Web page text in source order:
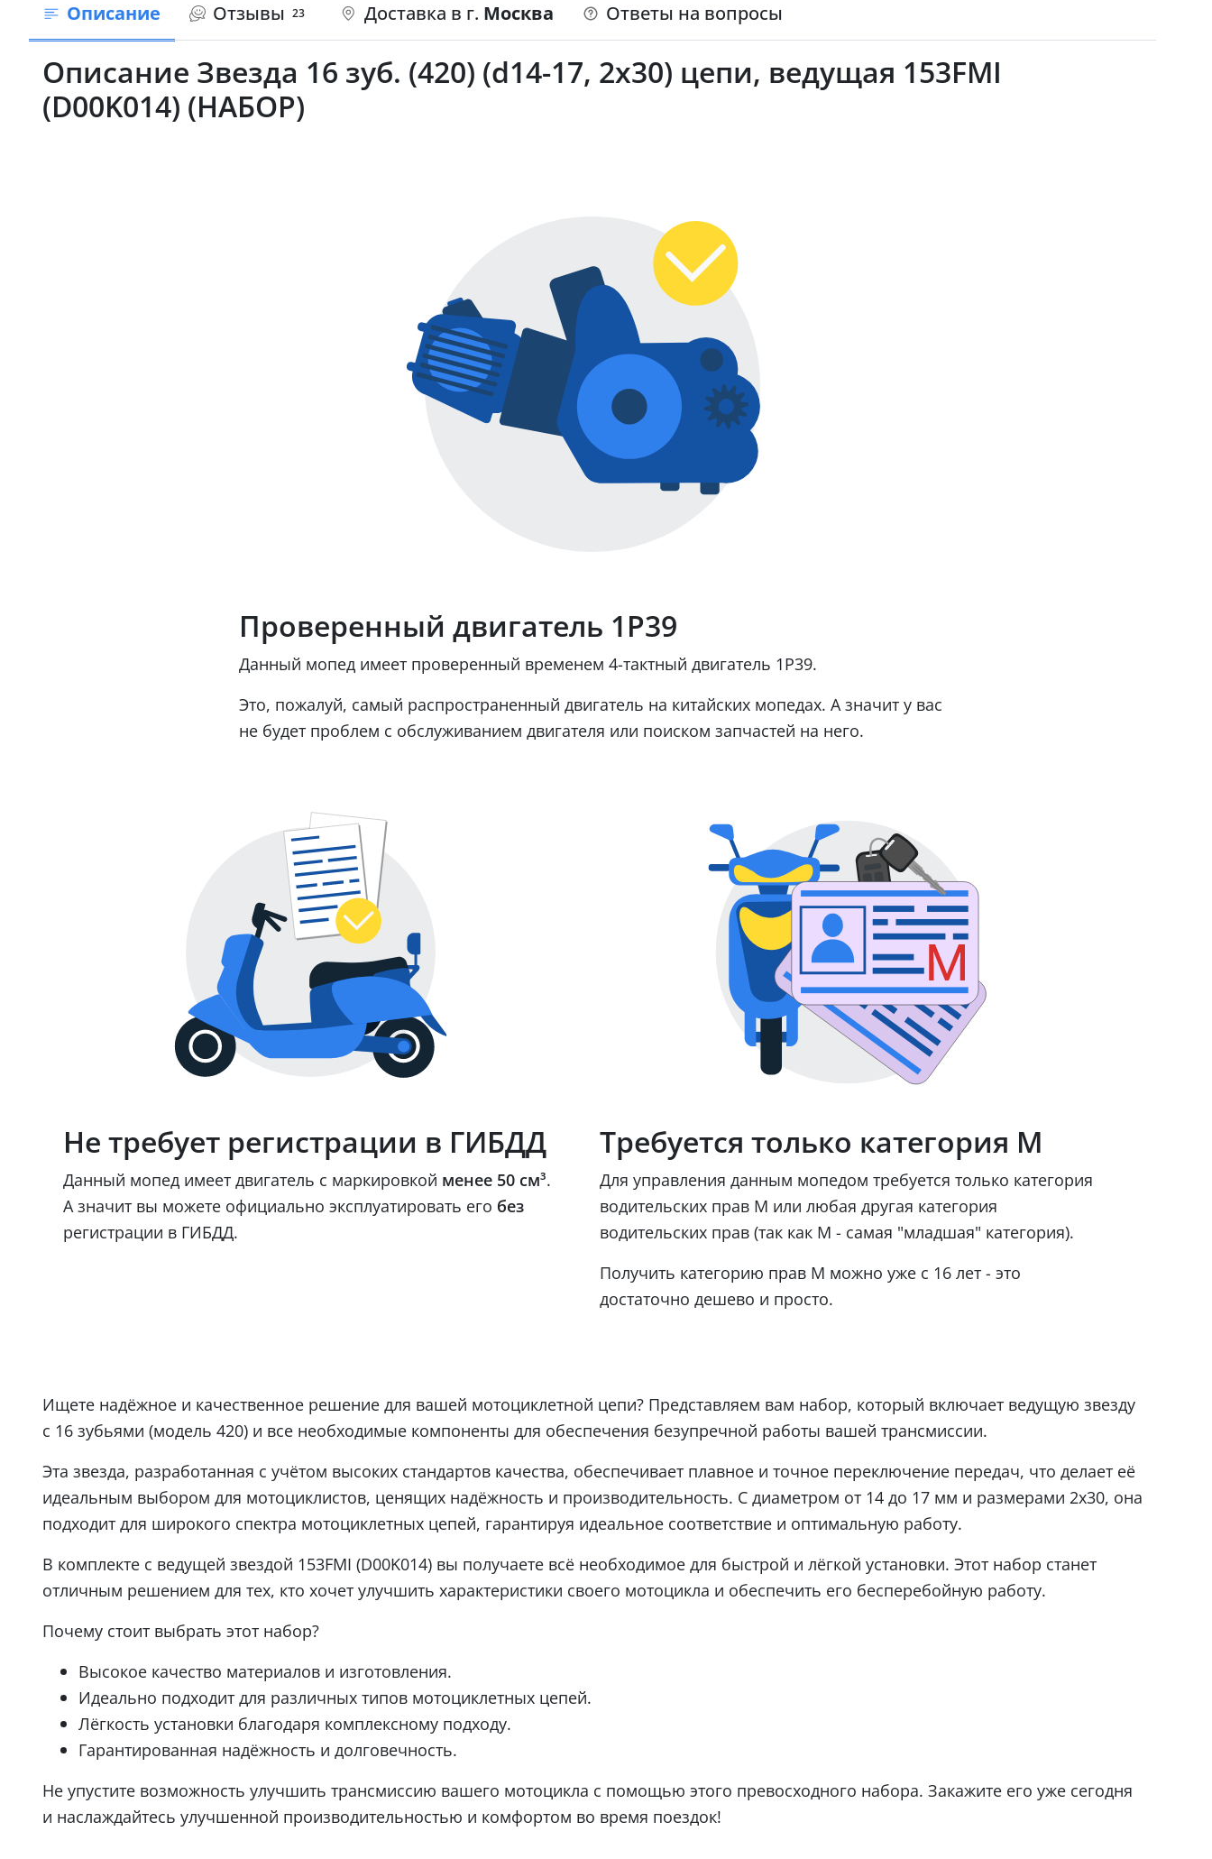
Описание Отзывы 23 Доставка в г. Москва Ответы на вопросы
Описание Звезда 16 зуб. (420) (d14-17, 2х30) цепи, ведущая 153FMI
(D00K014) (НАБОР)
Проверенный двигатель 1Р39
Данный мопед имеет проверенный временем 4-тактный двигатель 1Р39.
Это, пожалуй, самый распространенный двигатель на китайских мопедах. А значит у вас
не будет проблем с обслуживанием двигателя или поиском запчастей на него.
Не требует регистрации в ГИБДД
Данный мопед имеет двигатель с маркировкой менее 50 см³.
А значит вы можете официально эксплуатировать его без
регистрации в ГИБДД.
Требуется только категория М
Для управления данным мопедом требуется только категория
водительских прав М или любая другая категория
водительских прав (так как М - самая "младшая" категория).
Получить категорию прав М можно уже с 16 лет - это
достаточно дешево и просто.
Ищете надёжное и качественное решение для вашей мотоциклетной цепи? Представляем вам набор, который включает ведущую звезду
с 16 зубьями (модель 420) и все необходимые компоненты для обеспечения безупречной работы вашей трансмиссии.
Эта звезда, разработанная с учётом высоких стандартов качества, обеспечивает плавное и точное переключение передач, что делает её
идеальным выбором для мотоциклистов, ценящих надёжность и производительность. С диаметром от 14 до 17 мм и размерами 2х30, она
подходит для широкого спектра мотоциклетных цепей, гарантируя идеальное соответствие и оптимальную работу.
В комплекте с ведущей звездой 153FMI (D00K014) вы получаете всё необходимое для быстрой и лёгкой установки. Этот набор станет
отличным решением для тех, кто хочет улучшить характеристики своего мотоцикла и обеспечить его бесперебойную работу.
Почему стоит выбрать этот набор?
Высокое качество материалов и изготовления.
Идеально подходит для различных типов мотоциклетных цепей.
Лёгкость установки благодаря комплексному подходу.
Гарантированная надёжность и долговечность.
Не упустите возможность улучшить трансмиссию вашего мотоцикла с помощью этого превосходного набора. Закажите его уже сегодня
и наслаждайтесь улучшенной производительностью и комфортом во время поездок!